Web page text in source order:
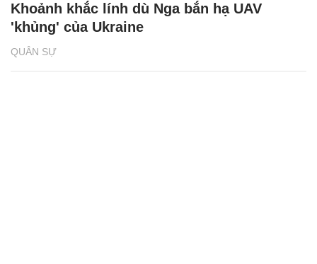
QUÂN SỰ
Khoảnh khắc lính dù Nga bắn hạ UAV
'khủng' của Ukraine